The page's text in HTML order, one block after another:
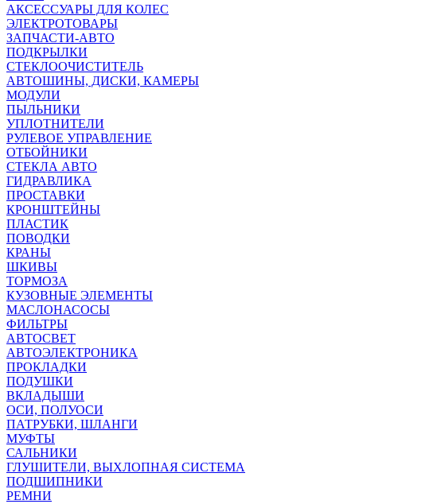
АКСЕССУАРЫ ДЛЯ КОЛЕС
ЭЛЕКТРОТОВАРЫ
ЗАПЧАСТИ-АВТО
ПОДКРЫЛКИ
СТЕКЛООЧИСТИТЕЛЬ
АВТОШИНЫ, ДИСКИ, КАМЕРЫ
МОДУЛИ
ПЫЛЬНИКИ
УПЛОТНИТЕЛИ
РУЛЕВОЕ УПРАВЛЕНИЕ
ОТБОЙНИКИ
СТЕКЛА АВТО
ГИДРАВЛИКА
ПРОСТАВКИ
КРОНШТЕЙНЫ
ПЛАСТИК
ПОВОДКИ
КРАНЫ
ШКИВЫ
ТОРМОЗА
КУЗОВНЫЕ ЭЛЕМЕНТЫ
МАСЛОНАСОСЫ
ФИЛЬТРЫ
АВТОСВЕТ
АВТОЭЛЕКТРОНИКА
ПРОКЛАДКИ
ПОДУШКИ
ВКЛАДЫШИ
ОСИ, ПОЛУОСИ
ПАТРУБКИ, ШЛАНГИ
МУФТЫ
САЛЬНИКИ
ГЛУШИТЕЛИ, ВЫХЛОПНАЯ СИСТЕМА
ПОДШИПНИКИ
РЕМНИ